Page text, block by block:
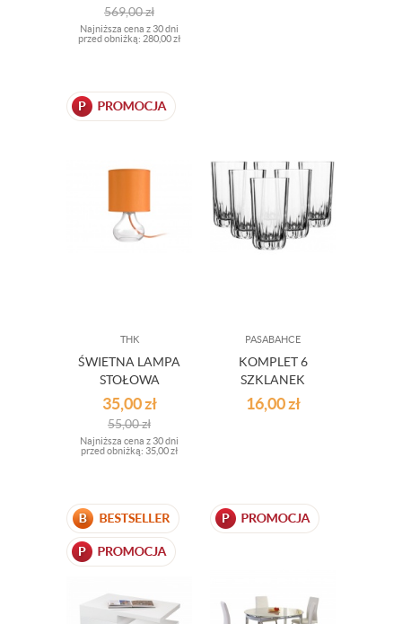
569,00zł
Najniższa cena z 30 dni
przed obniżką: 280,00 zł
THK
ŚWIETNA LAMPA
STOŁOWA
FUSION
POMARAŃCZ
35,00zł
55,00zł
Najniższa cena z 30 dni
przed obniżką: 35,00 zł
PASABAHCE
KOMPLET 6
SZKLANEK
ANTALYA 310 ML
PASABAHCE
16,00zł